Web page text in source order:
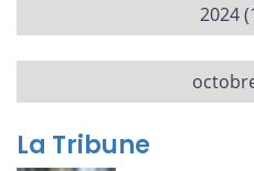
2024
La Tribune